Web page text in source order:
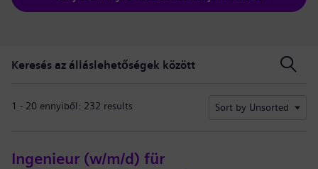
Keresés az álláslehetőségek között
1 - 20 ennyiből: 232 results Sort by Unsorted
Ingenieur (w/m/d) für